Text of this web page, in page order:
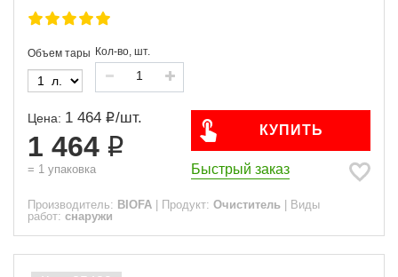
Объем тары Кол-во, шт.
Цена: 1 464 /шт.
1 464
= 1 упаковка
КУПИТЬ
Быстрый заказ
Производитель: BIOFA Продукт: Очиститель
Виды
работ: снаружи